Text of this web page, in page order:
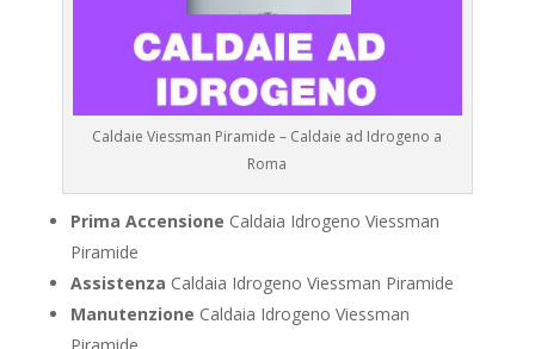
Caldaie Viessman Piramide – Caldaie ad Idrogeno a
Roma
Prima Accensione Caldaia Idrogeno Viessman
Piramide
Assistenza Caldaia Idrogeno Viessman Piramide
Manutenzione Caldaia Idrogeno Viessman